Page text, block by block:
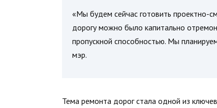
«Мы будем сейчас готовить проектно-
дорогу можно было капитально
пропускной способностью. Мы
мэр.
Тема ремонта дорог стала одной из